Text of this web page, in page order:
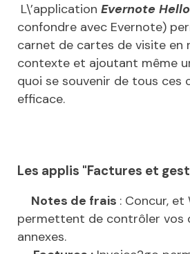
L\’application Evernote Hello
confondre avec Evernote)
carnet de cartes de visite en
contexte et ajoutant même
quoi se souvenir de tous
efficace.
Les applis "Factures et
Notes de frais : Concur, et
permettent de contrôler vos
annexes.